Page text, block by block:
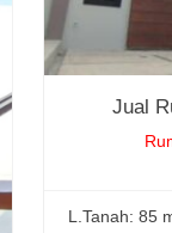
Jual
L.Tanah: 85